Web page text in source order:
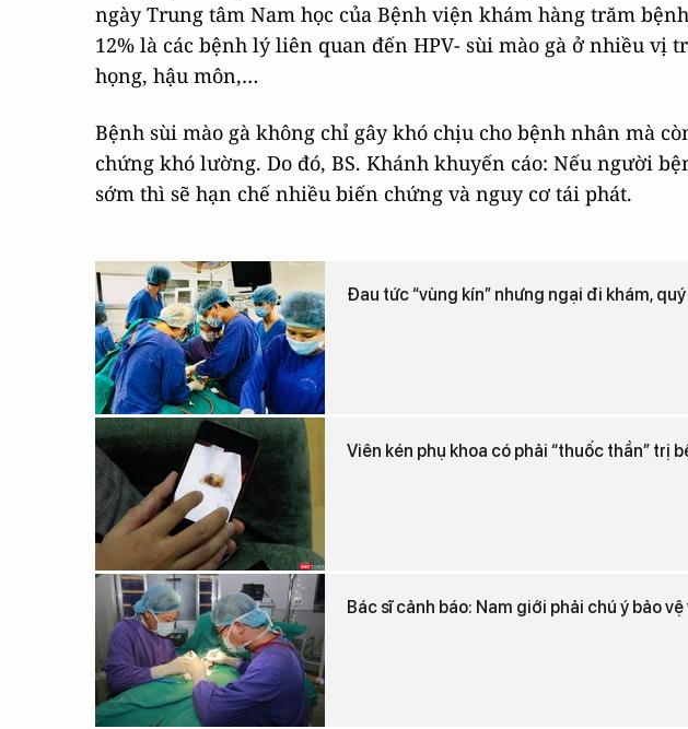
ngày Trung tâm Nam học của Bệnh viện khám hàng trăm
12% là các bệnh lý liên quan đến HPV- sùi mào gà ở nhiều vị
họng, hậu môn,…
Bệnh sùi mào gà không chỉ gây khó chịu cho bệnh nhân mà
chứng khó lường. Do đó, BS. Khánh khuyến cáo: Nếu người
sớm thì sẽ hạn chế nhiều biến chứng và nguy cơ tái phát.
Đau tức “vùng kín” nhưng ngại đi khám,
Viên kén phụ khoa có phải “thuốc thần” trị
Bác sĩ cảnh báo: Nam giới phải chú ý bảo